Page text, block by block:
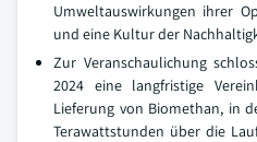
Umweltauswirkungen ihrer
und eine Kultur der
Zur Veranschaulichung
2024 eine langfristige
Lieferung von Biomethan, in
Terawattstunden über die